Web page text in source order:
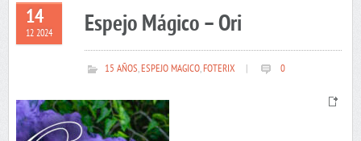
14
12 2024 Espejo Mágico – Ori
15 AÑOS,ESPEJO MAGICO,FOTERIX 0